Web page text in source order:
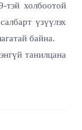
тэй холбоотой
үзүүлэх
байна.
танилцана